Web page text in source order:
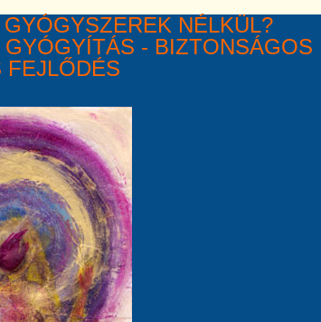
NÉLKÜL?
GYÓGYÍTÁS - BIZTONSÁGOS
FEJLŐDÉS